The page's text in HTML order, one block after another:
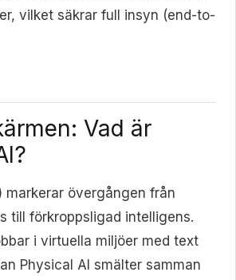
vilket säkrar full insyn (end-to-
Vad är
markerar övergången från
till förkroppsligad intelligens.
i virtuella miljöer med text
Physical AI smälter samman